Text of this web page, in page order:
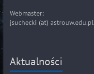
Webmaster:
jsuchecki (at) astrouw.edu.pl
Aktualności